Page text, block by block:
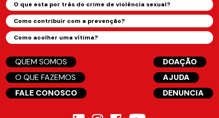
O que esta por trás do crime de violência sexual?
Como contribuir com a prevenção?
Como acolher uma vítima?
QUEM SOMOS
O QUE FAZEMOS
FALE CONOSCO
DOAÇÃO
AJUDA
DENUNCIA